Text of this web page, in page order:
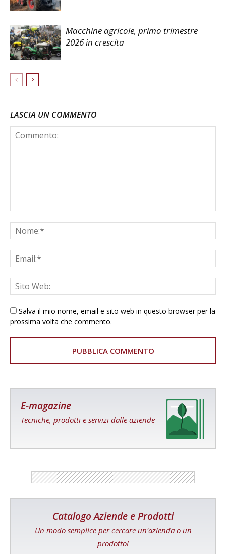
Macchine agricole, primo trimestre
2026 in crescita
LASCIA UN COMMENTO
Salva il mio nome, email e sito web in questo browser per la
prossima volta che commento.
E-magazine
Tecniche, prodotti e servizi dalle aziende
Catalogo Aziende e Prodotti
Un modo semplice per cercare un'azienda o un
prodotto!